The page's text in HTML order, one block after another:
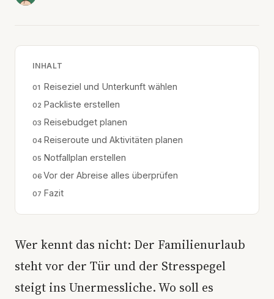
INHALT
Reiseziel und Unterkunft wählen
Packliste erstellen
Reisebudget planen
Reiseroute und Aktivitäten planen
Notfallplan erstellen
Vor der Abreise alles überprüfen
Fazit
Wer kennt das nicht: Der Familienurlaub
steht vor der Tür und der Stresspegel
steigt ins Unermessliche. Wo soll es